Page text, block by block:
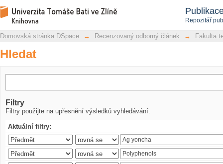
Repozitář
Hledat
Repozitář DSpace/Manakin
Domovská stránka DSpace → Recenzovaný odborný článek → Fakulta
Hledat
Filtry
Filtry použijte na upřesnění výsledků vyhledávání.
Aktuální filtry: